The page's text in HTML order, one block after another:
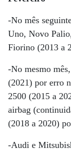
-No mês
Uno, Novo
Fiorino (2013 a
-No mesmo
(2021) por erro
2500 (2015 a
airbag
(2018 a 2020)
-Audi e